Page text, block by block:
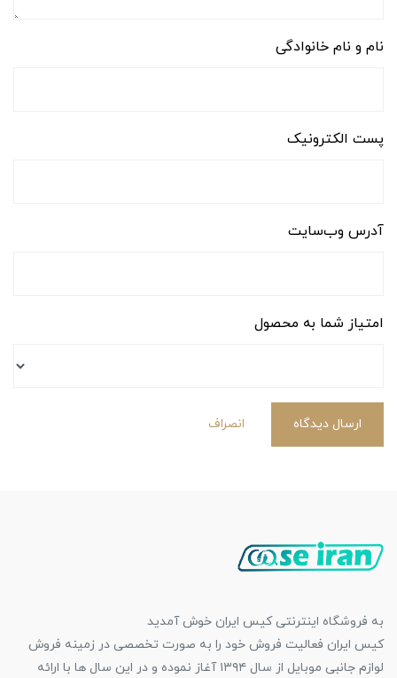
نام و نام خانوادگی
پست الکترونیک
آدرس وب‌سایت
امتیاز شما به محصول
ارسال دیدگاه انصراف
به فروشگاه اینترنتی کیس ایران خوش آمدید
کیس ایران فعالیت فروش خود را به صورت تخصصی در زمینه فروش
لوازم جانبی موبایل از سال ۱۳۹۴ آغاز نموده و در این سال ها با ارائه